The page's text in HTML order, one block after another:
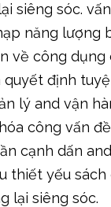
siêng sóc.
năng lượng
về công dụng
định
lý and vận
công vấn
cạnh dấn
thiết yếu
lại siêng sóc.